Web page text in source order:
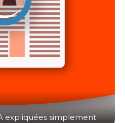
expliquées simplement